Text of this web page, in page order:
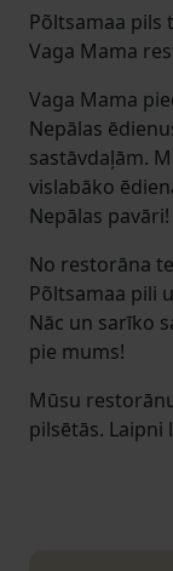
Põltsamaa pils
Vaga Mama
Vaga Mama
Nepālas
sastāvdaļām.
vislabāko
Nepālas pavāri!
No restorāna
Põltsamaa pili
Nāc un sarīko
pie mums!
Mūsu
pilsētās. Laipni